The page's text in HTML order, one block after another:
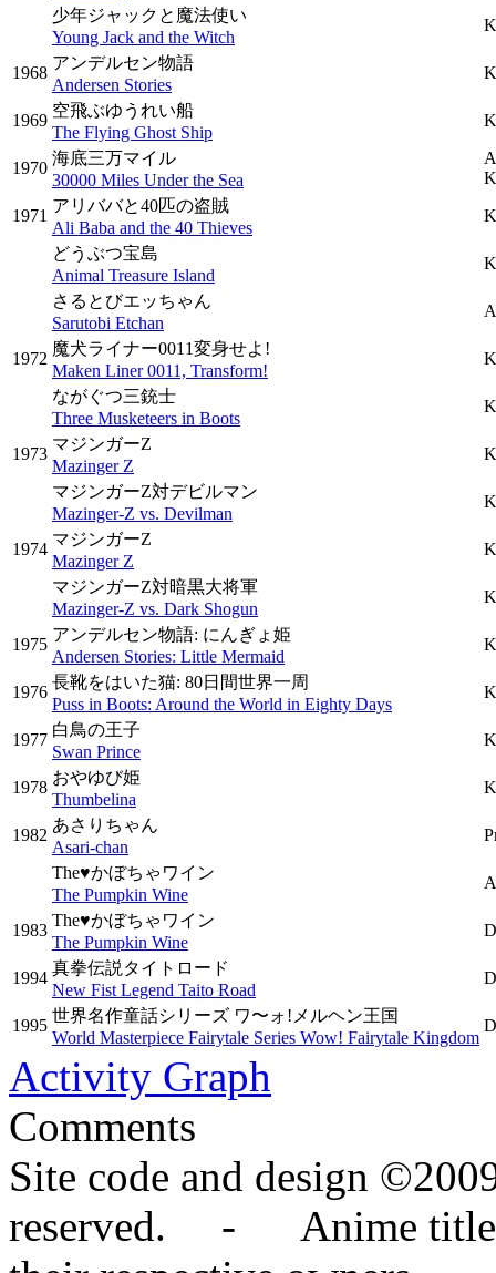
少年ジャックと魔法使い
Young Jack and the Witch
1968
アンデルセン物語
Andersen Stories
1969
空飛ぶゆうれい船
The Flying Ghost Ship
1970
海底三万マイル
30000 Miles Under the Sea
1971
アリババと40匹の盗賊
Ali Baba and the 40 Thieves
どうぶつ宝島
Animal Treasure Island
さるとびエッちゃん
Sarutobi Etchan
1972
魔犬ライナー0011変身せよ!
Maken Liner 0011, Transform!
ながぐつ三銃士
Three Musketeers in Boots
1973
マジンガーZ
Mazinger Z
マジンガーZ対デビルマン
Mazinger-Z vs. Devilman
1974
マジンガーZ
Mazinger Z
マジンガーZ対暗黒大将軍
Mazinger-Z vs. Dark Shogun
1975
アンデルセン物語: にんぎょ姫
Andersen Stories: Little Mermaid
1976
長靴をはいた猫: 80日間世界一周
Puss in Boots: Around the World in Eighty Days
1977
白鳥の王子
Swan Prince
1978
おやゆび姫
Thumbelina
1982
あさりちゃん
Asari-chan
The♥かぼちゃワイン
The Pumpkin Wine
1983
The♥かぼちゃワイン
The Pumpkin Wine
1994
真拳伝説タイトロード
New Fist Legend Taito Road
1995
世界名作童話シリーズ ワ〜ォ!メルヘン王国
World Masterpiece Fairytale Series Wow! Fairytale Kingdom
Activity Graph
Comments
Site code and design
reserved. - Anime titles,